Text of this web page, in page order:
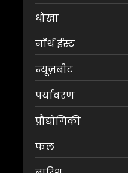
धोखा
नॉर्थ ईस्ट
न्यूज़बीट
पर्यावरण
प्रौद्योगिकी
फल